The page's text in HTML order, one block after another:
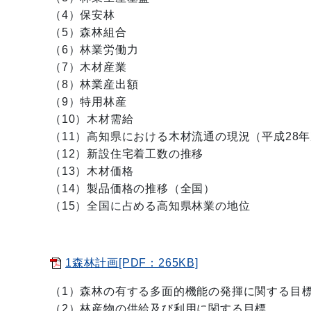
（4）保安林
（5）森林組合
（6）林業労働力
（7）木材産業
（8）林業産出額
（9）特用林産
（10）木材需給
（11）高知県における木材流通の現況（平成28年
（12）新設住宅着工数の推移
（13）木材価格
（14）製品価格の推移（全国）
（15）全国に占める高知県林業の地位
1森林計画[PDF：265KB]
（1）森林の有する多面的機能の発揮に関する目
（2）林産物の供給及び利用に関する目標